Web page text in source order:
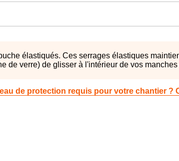
élastiqués. Ces serrages élastiques
de verre) de glisser à l'intérieur de vos
de protection requis pour votre chantier ?